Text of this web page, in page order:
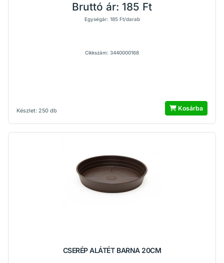
Készlet: 250 db
Bruttó ár: 185 Ft
Egységár: 185 Ft/darab
Cikkszám: 3440000168
Kosárba
CSERÉP ALÁTÉT BARNA 20CM